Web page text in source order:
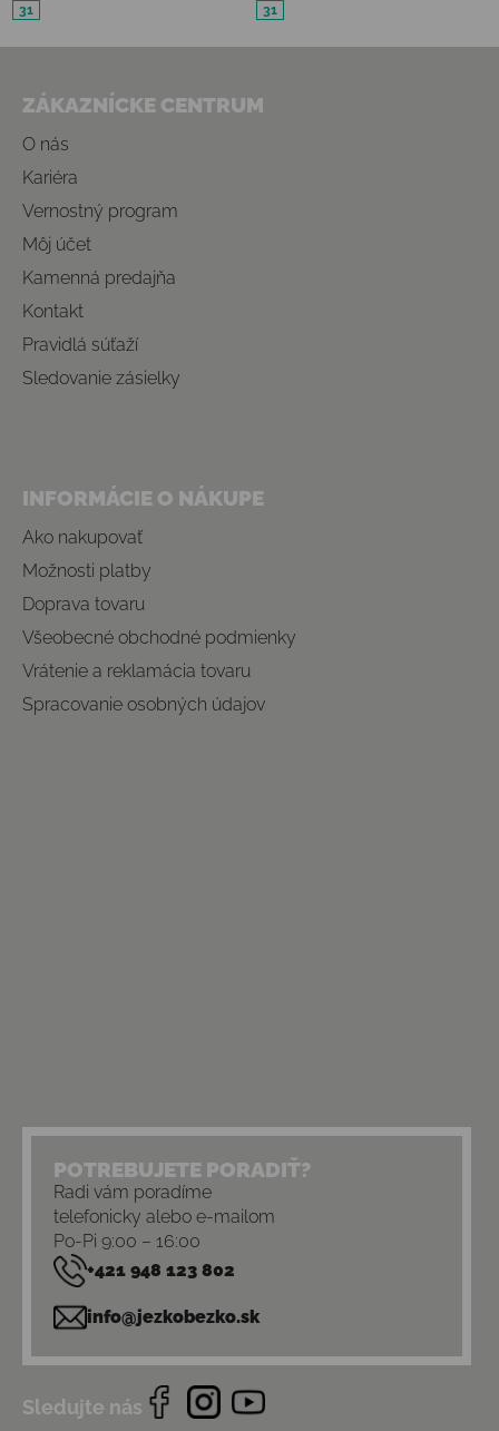
31
31
ZÁKAZNÍCKE CENTRUM
O nás
Kariéra
Vernostný program
Môj účet
Kamenná predajňa
Kontakt
Pravidlá súťaží
Sledovanie zásielky
INFORMÁCIE O NÁKUPE
Ako nakupovať
Možnosti platby
Doprava tovaru
Všeobecné obchodné podmienky
Vrátenie a reklamácia tovaru
Spracovanie osobných údajov
POTREBUJETE PORADIŤ?
Radi vám poradíme
telefonicky alebo e-mailom
Po-Pi 9:00 – 16:00
+421 948 123 802
info@jezkobezko.sk
Sledujte nás